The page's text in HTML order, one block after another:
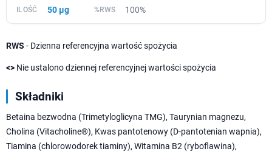
50 µg 100%
RWS - Dzienna referencyjna wartość spożycia
<> Nie ustalono dziennej referencyjnej wartości spożycia
Składniki
Betaina bezwodna (Trimetyloglicyna TMG), Taurynian magnezu,
Cholina (Vitacholine®), Kwas pantotenowy (D-pantotenian wapnia),
Tiamina (chlorowodorek tiaminy), Witamina B2 (ryboflawina),